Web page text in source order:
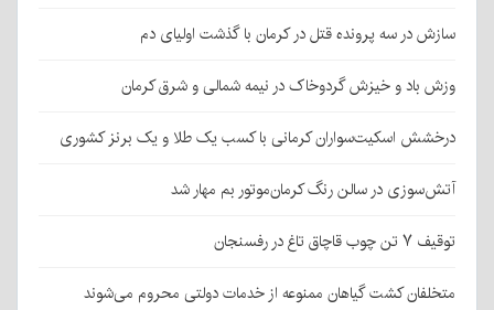
سازش در سه پرونده قتل در کرمان با گذشت اولیای دم
وزش باد و خیزش گردوخاک در نیمه شمالی و شرق کرمان
درخشش اسکیت‌سواران کرمانی با کسب یک طلا و یک برنز کشوری
آتش‌سوزی در سالن رنگ کرمان‌موتور بم مهار شد
توقیف ۷ تن چوب قاچاق تاغ در رفسنجان
متخلفان کشت گیاهان ممنوعه از خدمات دولتی محروم می‌شوند